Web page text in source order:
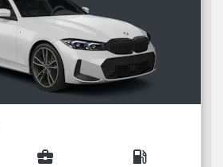
business_center local_gas_station